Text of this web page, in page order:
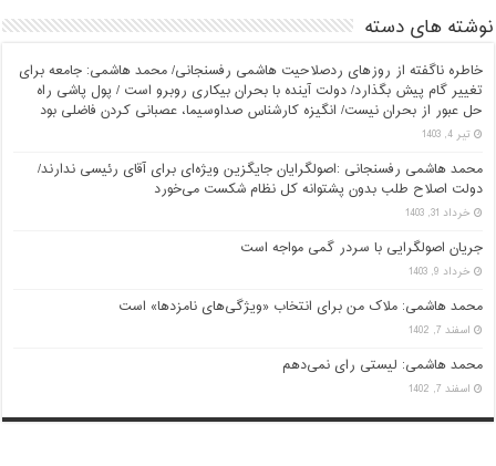
نوشته های دسته
خاطره ناگفته از روزهای ردصلاحیت هاشمی رفسنجانی/ محمد هاشمی: جامعه برای
تغییر گام پیش بگذارد/ دولت آینده با بحران بیکاری روبرو است / پول پاشی راه
حل عبور از بحران نیست/ انگیزه کارشناس صداوسیما، عصبانی کردن فاضلی بود
تیر 4, 1403
محمد هاشمی رفسنجانی :اصولگرایان جایگزین ویژه‌ای برای آقای رئیسی ندارند/
دولت اصلاح طلب بدون پشتوانه کل نظام شکست می‌خورد
خرداد 31, 1403
جریان اصولگرایی با سردر گمی مواجه است
خرداد 9, 1403
محمد هاشمی: ملاک من برای انتخاب «ویژگی‌های نامزدها» است
اسفند 7, 1402
محمد هاشمی: لیستی رای نمی‌دهم
اسفند 7, 1402